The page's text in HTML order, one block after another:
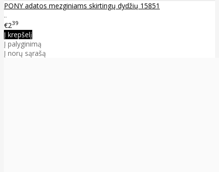
PONY adatos mezginiams skirtingų dydžių 15851
..
€239
Į krepšelį
Į palyginimą
Į norų sąrašą